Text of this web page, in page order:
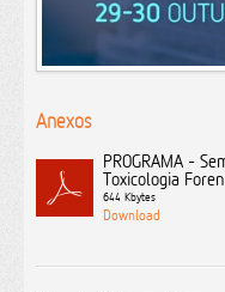
Anexos
PROGRAMA -
Toxicologia
644 Kbytes